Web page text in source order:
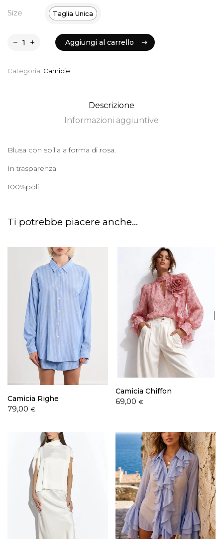
Size Taglia Unica
Aggiungi al carrello
Aggiungi al carrello
Categoria: Camicie
Descrizione
Informazioni aggiuntive
Blusa con spilla a forma di rosa.
In trasparenza
100%poli
Ti potrebbe piacere anche...
Camicia Righe
79,00 €
Camicia Chiffon
69,00 €